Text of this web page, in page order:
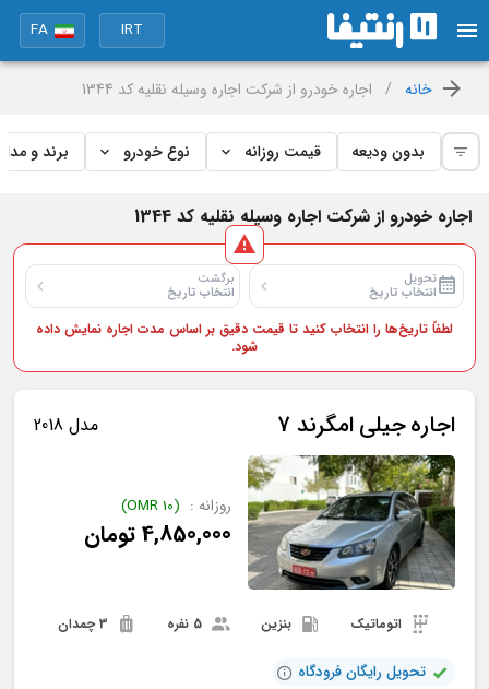
IRT
FA
خانه / اجاره خودرو از شرکت اجاره وسیله نقلیه کد 1344
بدون ودیعه قیمت روزانه نوع خودرو برند و مدل
اجاره خودرو از شرکت اجاره وسیله نقلیه کد 1344
تحویل
انتخاب تاریخ
برگشت
انتخاب تاریخ
لطفاً تاریخ‌ها را انتخاب کنید تا قیمت دقیق بر اساس مدت اجاره نمایش داده
شود.
اجارهجیلیامگرند 7 مدل 2018
روزانه : (
10
OMR
)
4,850,000تومان
اتوماتیک بنزین
تحویل رایگان فرودگاه